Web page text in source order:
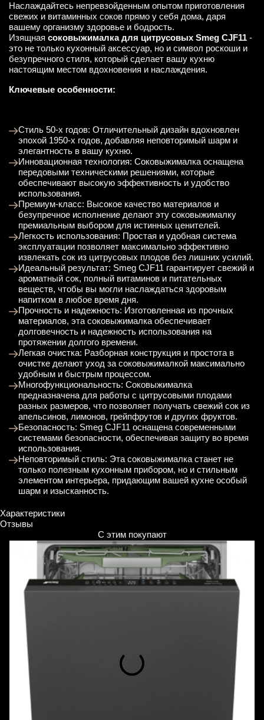
Наслаждайтесь непревзойденным опытом приготовления
свежих и витаминных соков прямо у себя дома, даря
вашему организму здоровье и бодрость.
Изящная соковыжималка для цитрусовых Smeg CJF11 -
это не только кухонный аксессуар, но и символ роскоши и
безупречного стиля, который сделает вашу кухню
настоящим местом вдохновения и наслаждения.
Ключевые особенности:
Стиль 50-х годов: Отличительный дизайн вдохновлен
эпохой 1950-х годов, добавляя неповторимый шарм и
элегантность в вашу кухню.
Инновационная технология: Соковыжималка оснащена
передовыми техническими решениями, которые
обеспечивают высокую эффективность и удобство
использования.
Премиум-класс: Высокое качество материалов и
безупречное исполнение делают эту соковыжималку
премиальным выбором для истинных ценителей.
Легкость использования: Простая и удобная система
эксплуатации позволяет максимально эффективно
извлекать сок из цитрусовых плодов без лишних усилий.
Идеальный результат: Smeg CJF11 гарантирует свежий и
ароматный сок, полный витаминов и питательных
веществ, чтобы вы могли наслаждаться здоровым
напитком в любое время дня.
Прочность и надежность: Изготовленная из прочных
материалов, эта соковыжималка обеспечивает
долговечность и надежность использования на
протяжении долгого времени.
Легкая очистка: Разборная конструкция и простота в
очистке делают уход за соковыжималкой максимально
удобным и быстрым процессом.
Многофункциональность: Соковыжималка
предназначена для работы с цитрусовыми плодами
разных размеров, что позволяет получать свежий сок из
апельсинов, лимонов, грейпфрутов и других фруктов.
Безопасность: Smeg CJF11 оснащена современными
системами безопасности, обеспечивая защиту во время
использования.
Неповторимый стиль: Эта соковыжималка станет не
только полезным кухонным прибором, но и стильным
элементом интерьера, придающим вашей кухне особый
шарм и изысканность.
Характеристики
Отзывы
С этим покупают